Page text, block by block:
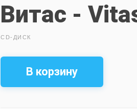
Витас -
CD-ДИСК
В корзину